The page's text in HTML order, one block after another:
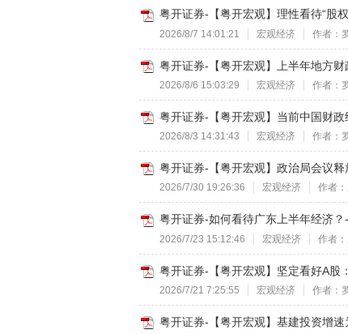
粤开证券-【粤开宏观】理性看待“股
2026/8/7 14:01:21 宏观经济 作者：
粤开证券-【粤开宏观】上半年地方
2026/8/6 15:03:29 宏观经济 作者：
粤开证券-【粤开宏观】当前中国财
2026/8/3 14:31:43 宏观经济 作者：
粤开证券-【粤开宏观】政治局会议
2026/7/30 19:26:36 宏观经济 作者
粤开证券-如何看待广东上半年经济？
2026/7/23 15:12:46 宏观经济 作者
粤开证券-【粤开宏观】坚定看好A股
2026/7/21 7:25:55 宏观经济 作者：
粤开证券-【粤开宏观】基建投资增